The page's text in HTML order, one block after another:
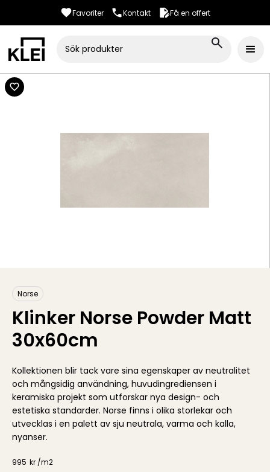
Favoriter Kontakt Få en offert
Norse
Klinker Norse Powder Matt
30x60cm
Kollektionen blir tack vare sina egenskaper av neutralitet
och mångsidig användning, huvudingrediensen i
keramiska projekt som utforskar nya design- och
estetiska standarder. Norse finns i olika storlekar och
utvecklas i en palett av sju neutrala, varma och kalla,
nyanser.
995 kr /m2